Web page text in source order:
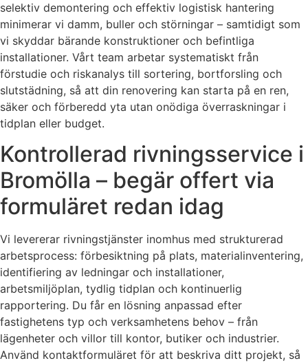
selektiv demontering och effektiv logistisk hantering
minimerar vi damm, buller och störningar – samtidigt som
vi skyddar bärande konstruktioner och befintliga
installationer. Vårt team arbetar systematiskt från
förstudie och riskanalys till sortering, bortforsling och
slutstädning, så att din renovering kan starta på en ren,
säker och förberedd yta utan onödiga överraskningar i
tidplan eller budget.
Kontrollerad rivningsservice i
Bromölla – begär offert via
formuläret redan idag
Vi levererar rivningstjänster inomhus med strukturerad
arbetsprocess: förbesiktning på plats, materialinventering,
identifiering av ledningar och installationer,
arbetsmiljöplan, tydlig tidplan och kontinuerlig
rapportering. Du får en lösning anpassad efter
fastighetens typ och verksamhetens behov – från
lägenheter och villor till kontor, butiker och industrier.
Använd kontaktformuläret för att beskriva ditt projekt, så